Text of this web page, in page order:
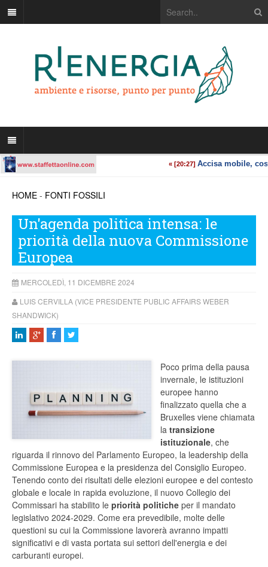
HOME - FONTI FOSSILI
Un'agenda politica intensa: le
priorità della nuova Commissione
Europea
MERCOLEDÌ, 11 DICEMBRE 2024
LUIS CERVILLA (VICE PRESIDENTE PUBLIC AFFAIRS WEBER
SHANDWICK)
Poco prima della pausa
invernale, le istituzioni
europee hanno
finalizzato quella che a
Bruxelles viene chiamata
la transizione
istituzionale, che
riguarda il rinnovo del Parlamento Europeo, la leadership della
Commissione Europea e la presidenza del Consiglio Europeo.
Tenendo conto dei risultati delle elezioni europee e del contesto
globale e locale in rapida evoluzione, il nuovo Collegio dei
Commissari ha stabilito le priorità politiche per il mandato
legislativo 2024-2029. Come era prevedibile, molte delle
questioni su cui la Commissione lavorerà avranno impatti
significativi e di vasta portata sui settori dell'energia e dei
carburanti europei.